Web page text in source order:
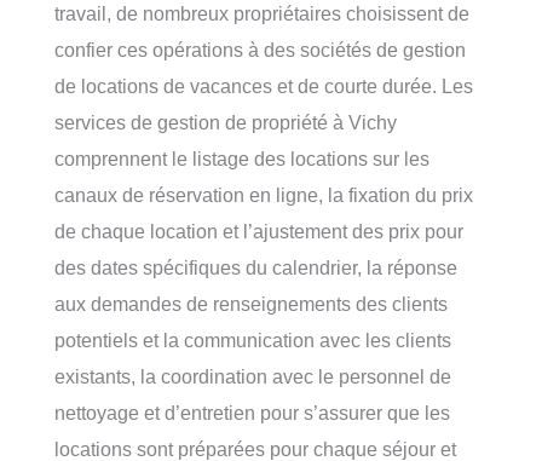
travail, de nombreux propriétaires choisissent de
confier ces opérations à des sociétés de gestion
de locations de vacances et de courte durée. Les
services de gestion de propriété à Vichy
comprennent le listage des locations sur les
canaux de réservation en ligne, la fixation du prix
de chaque location et l’ajustement des prix pour
des dates spécifiques du calendrier, la réponse
aux demandes de renseignements des clients
potentiels et la communication avec les clients
existants, la coordination avec le personnel de
nettoyage et d’entretien pour s’assurer que les
locations sont préparées pour chaque séjour et